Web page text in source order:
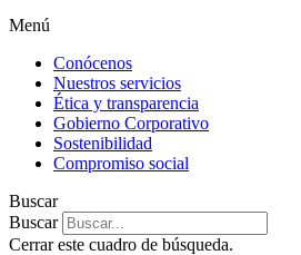
Menú
Conócenos
Nuestros servicios
Ética y transparencia
Gobierno Corporativo
Sostenibilidad
Compromiso social
Buscar
Buscar
Cerrar este cuadro de búsqueda.